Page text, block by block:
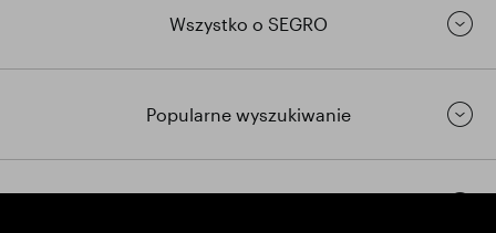
Wszystko o SEGRO
Popularne wyszukiwanie